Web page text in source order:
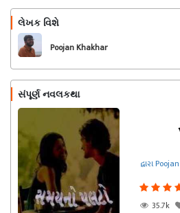
લેખક વિશે
Poojan Khakhar
સંપૂર્ણ નવલકથા
દ્વારા
35.7k